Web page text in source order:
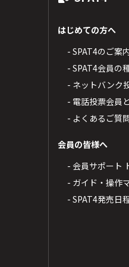
はじめての方へ
- SPAT4のご案
- SPAT4会員の
- ネットバンク
- 電話投票会員
- よくあるご質
会員の皆様へ
- 会員サポート
- ガイド・操作
- SPAT4発売日